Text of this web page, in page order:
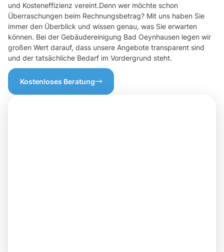
und Kosteneffizienz vereint.Denn wer möchte schon
Überraschungen beim Rechnungsbetrag? Mit uns haben Sie
immer den Überblick und wissen genau, was Sie erwarten
können. Bei der Gebäudereinigung Bad Oeynhausen legen wir
großen Wert darauf, dass unsere Angebote transparent sind
und der tatsächliche Bedarf im Vordergrund steht.
Kostenloses Beratung